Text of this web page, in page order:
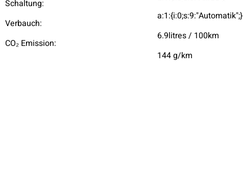
Schaltung:
Verbauch:
CO₂ Emission:
a:1:{i:0;s:9:"Automatik";}
6.9litres / 100km
144 g/km